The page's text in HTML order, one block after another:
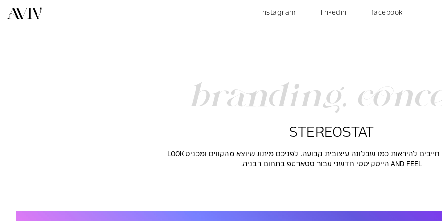
facebook
linkedin
instagram
branding,
STEREOSTAT
עולמות הבניה לא חייבים להיראות כמו שבלונה עיצובית קבועה. לפניכם מיתוג שיוצא מהקווים ומכניס LOOK
AND FEEL הייטקיסטי חדשני עבור סטארטפ בתחום הבניה.